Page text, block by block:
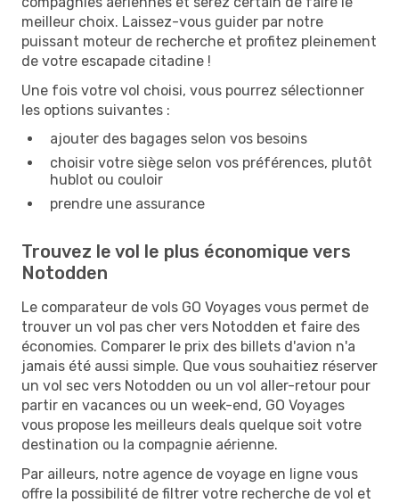
meilleur choix. Laissez-vous guider par notre
puissant moteur de recherche et profitez pleinement
de votre escapade citadine !
Une fois votre vol choisi, vous pourrez sélectionner
les options suivantes :
ajouter des bagages selon vos besoins
choisir votre siège selon vos préférences, plutôt
hublot ou couloir
prendre une assurance
Trouvez le vol le plus économique vers
Notodden
Le comparateur de vols GO Voyages vous permet de
trouver un vol pas cher vers Notodden et faire des
économies. Comparer le prix des billets d'avion n'a
jamais été aussi simple. Que vous souhaitiez réserver
un vol sec vers Notodden ou un vol aller-retour pour
partir en vacances ou un week-end, GO Voyages
vous propose les meilleurs deals quelque soit votre
destination ou la compagnie aérienne.
Par ailleurs, notre agence de voyage en ligne vous
offre la possibilité de filtrer votre recherche de vol et